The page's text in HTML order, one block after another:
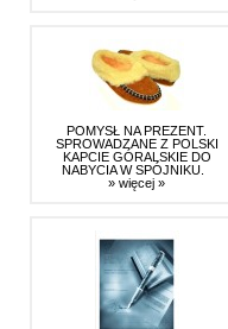
POMYSŁ NA PREZENT.
SPROWADZANE Z POLSKI
KAPCIE GÓRALSKIE DO
NABYCIA W SPÓJNIKU.
» więcej »